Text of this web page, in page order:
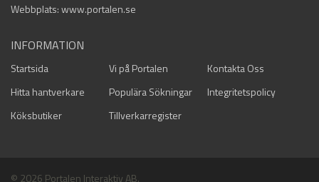
Webbplats: www.portalen.se
INFORMATION
Startsida Vi på Portalen
Kontakta Oss
Hitta hantverkare
Populära Sökningar
Integritetspolicy
Köksbutiker
Tillverkarregister
© 2026 Portalen Interaktiv AB.